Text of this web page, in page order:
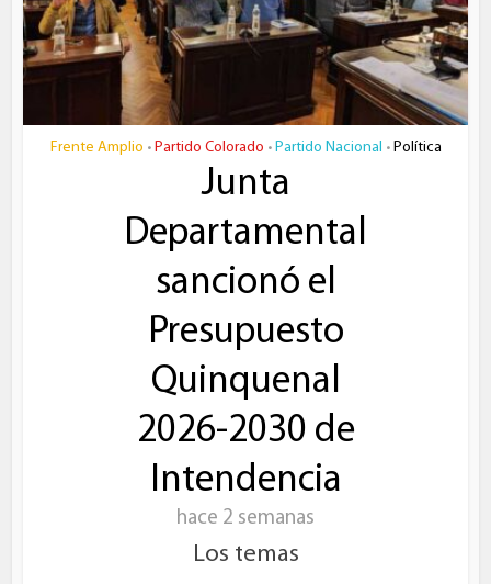
Frente Amplio • Partido Colorado • Partido Nacional • Política
Junta
Departamental
sancionó el
Presupuesto
Quinquenal
2026-2030 de
Intendencia
hace 2 semanas
Los temas